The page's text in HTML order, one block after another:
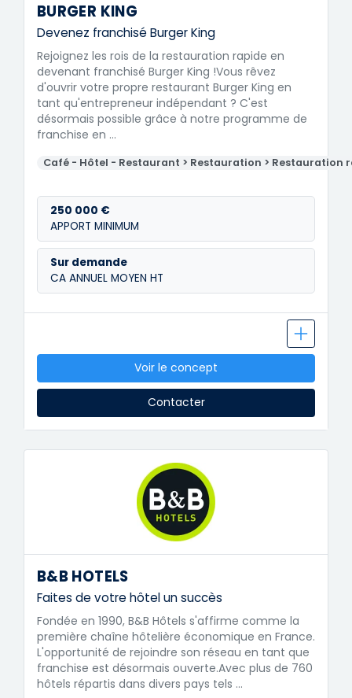
BURGER KING
Devenez franchisé Burger King
Rejoignez les rois de la restauration rapide en
devenant franchisé Burger King !Vous rêvez
d'ouvrir votre propre restaurant Burger King en
tant qu'entrepreneur indépendant ? C'est
désormais possible grâce à notre programme de
franchise en …
Café - Hôtel - Restaurant > Restauration > Restauration
250 000 €
APPORT MINIMUM
Sur demande
CA ANNUEL MOYEN HT
Voir le concept
Contacter
B&B HOTELS
Faites de votre hôtel un succès
Fondée en 1990, B&B Hôtels s'affirme comme la
première chaîne hôtelière économique en France.
L'opportunité de rejoindre son réseau en tant que
franchise est désormais ouverte.Avec plus de 760
hôtels répartis dans divers pays tels …